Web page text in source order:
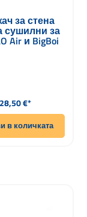
за стена
сушилни за
Air и BigBoi
Редовна цена:
28,50 €*
в количката